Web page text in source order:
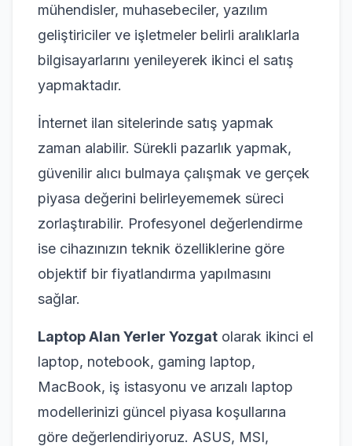
mühendisler, muhasebeciler, yazılım
geliştiriciler ve işletmeler belirli aralıklarla
bilgisayarlarını yenileyerek ikinci el satış
yapmaktadır.
İnternet ilan sitelerinde satış yapmak
zaman alabilir. Sürekli pazarlık yapmak,
güvenilir alıcı bulmaya çalışmak ve gerçek
piyasa değerini belirleyememek süreci
zorlaştırabilir. Profesyonel değerlendirme
ise cihazınızın teknik özelliklerine göre
objektif bir fiyatlandırma yapılmasını
sağlar.
Laptop Alan Yerler Yozgat olarak ikinci el
laptop, notebook, gaming laptop,
MacBook, iş istasyonu ve arızalı laptop
modellerinizi güncel piyasa koşullarına
göre değerlendiriyoruz. ASUS, MSI,